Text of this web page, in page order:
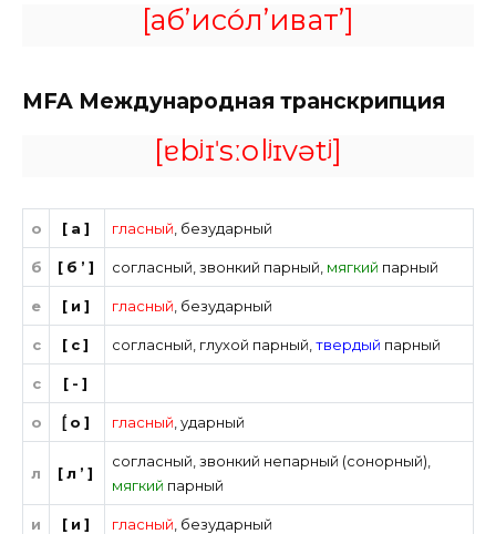
[аб’исо́л’иват’]
MFA Международная транскрипция
[ɐbʲɪˈsːolʲɪvətʲ]
о [а] гласный безударный
б [б’] согласный ,звонкий парный мягкий парный
е [и] гласный безударный
с [с] согласный глухой парный ,твердый парный
с [-]
о [́о] гласный ,ударный
л [л’]
согласный ,звонкий непарный (сонорный)
мягкий парный
и [и] гласный безударный